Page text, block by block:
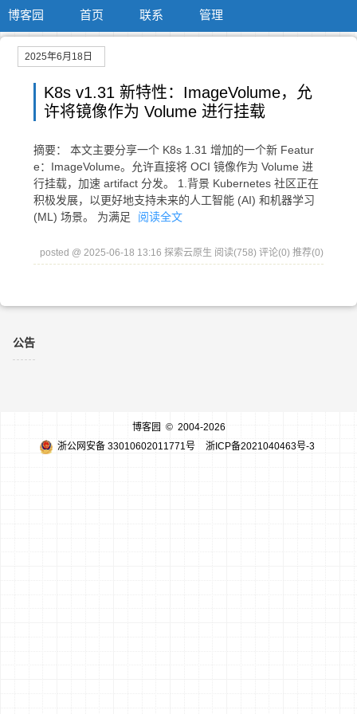
博客园 首页 联系 管理
2025年6月18日
K8s v1.31 新特性：ImageVolume，允
许将镜像作为 Volume 进行挂载
摘要： 本文主要分享一个 K8s 1.31 增加的一个新 Featur
e：ImageVolume。允许直接将 OCI 镜像作为 Volume 进
行挂载，加速 artifact 分发。 1.背景 Kubernetes 社区正在
积极发展，以更好地支持未来的人工智能 (AI) 和机器学习
(ML) 场景。 为满足
阅读全文
posted @ 2025-06-18 13:16 探索云原生 阅读(758) 评论(0) 推荐(0)
公告
博客园 © 2004-2026
浙公网安备 33010602011771号
浙ICP备2021040463号-3